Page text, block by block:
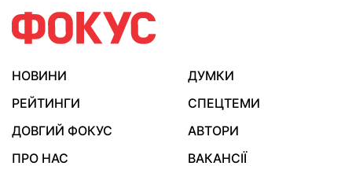
НОВИНИ
ДУМКИ
РЕЙТИНГИ
СПЕЦТЕМИ
ДОВГИЙ ФОКУС
АВТОРИ
ПРО НАС
ВАКАНСІЇ